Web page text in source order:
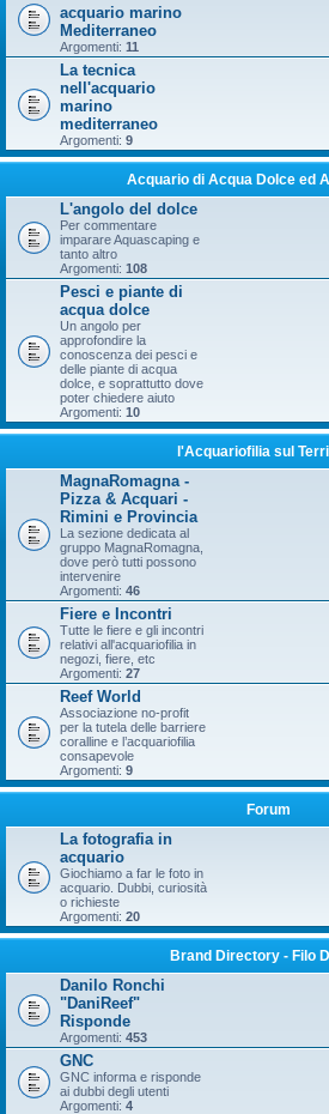
acquario marino
Mediterraneo
Argomenti: 11
La tecnica
nell'acquario
marino
mediterraneo
Argomenti: 9
Acquario di Acqua Dolce ed
L'angolo del dolce
Per commentare
imparare Aquascaping e
tanto altro
Argomenti: 108
Pesci e piante di
acqua dolce
Un angolo per
approfondire la
conoscenza dei pesci e
delle piante di acqua
dolce, e soprattutto dove
poter chiedere aiuto
Argomenti: 10
l'Acquariofilia sul
MagnaRomagna -
Pizza & Acquari -
Rimini e Provincia
La sezione dedicata al
gruppo MagnaRomagna,
dove però tutti possono
intervenire
Argomenti: 46
Fiere e Incontri
Tutte le fiere e gli incontri
relativi all'acquariofilia in
negozi, fiere, etc
Argomenti: 27
Reef World
Associazione no-profit
per la tutela delle barriere
coralline e l’acquariofilia
consapevole
Argomenti: 9
Forum
La fotografia in
acquario
Giochiamo a far le foto in
acquario. Dubbi, curiosità
o richieste
Argomenti: 20
Brand Directory - Filo
Danilo Ronchi
"DaniReef"
Risponde
Argomenti: 453
GNC
GNC informa e risponde
ai dubbi degli utenti
Argomenti: 4